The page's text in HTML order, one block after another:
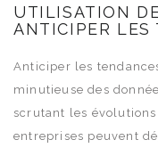
UTILISATION
ANTICIPER LES
Anticiper les
minutieuse des
scrutant les
entreprises peuvent